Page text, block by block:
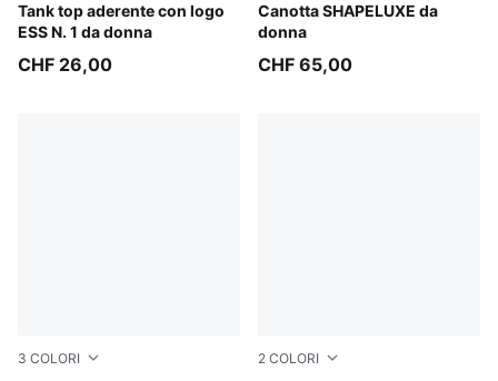
Tank top aderente con logo
ESS N. 1 da donna
Puma White
CHF 26,00
Canotta SHAPELUXE da
donna
Puma Black
CHF 65,00
3 COLORI 2 COLORI